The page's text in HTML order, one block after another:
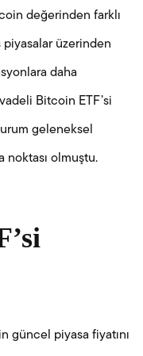
değerinden farklı
üzerinden
daha
Bitcoin ETF’si
geleneksel
noktası olmuştu.
güncel piyasa fiyatını